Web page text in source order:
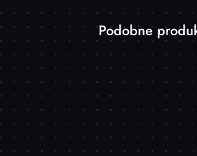
Pomiń karuzelę produktów
Produkty
statusie:
Podobne